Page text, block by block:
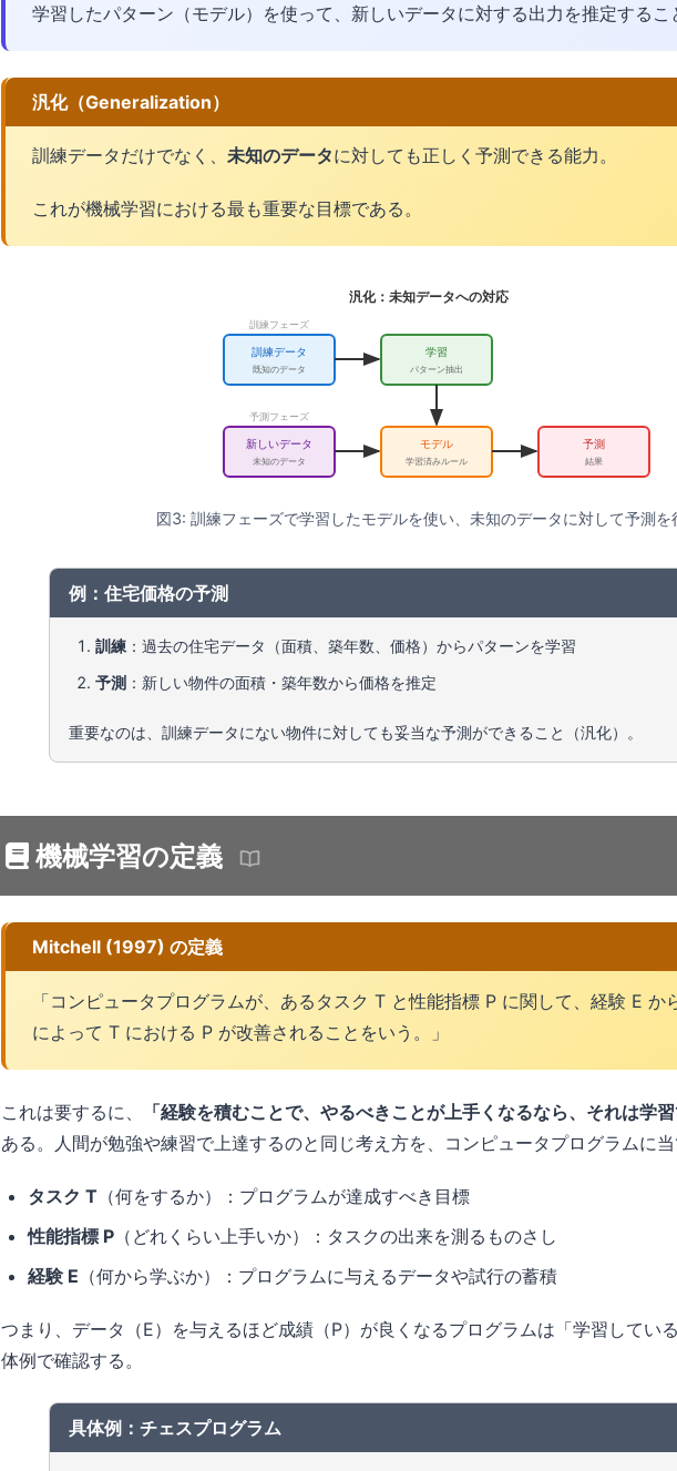
学習したパターン（モデル）を使って、新しいデータに対する出力を推定するこ
汎化（Generalization）
訓練データだけでなく、 未知のデータに対しても正しく予測できる能力。
これが機械学習における最も重要な目標である。
汎化：未知データへの対応
訓練フェーズ
訓練データ
既知のデータ
学習
パターン抽出
予測フェーズ
新しいデータ
未知のデータ
モデル
学習済みルール
予測
結果
図3: 訓練フェーズで学習したモデルを使い、未知のデータに対して予測を
例：住宅価格の予測
訓練 ：過去の住宅データ（面積、築年数、価格）からパターンを学習
予測 ：新しい物件の面積・築年数から価格を推定
重要なのは、訓練データにない物件に対しても妥当な予測ができること（汎化）。
機械学習の定義
Mitchell (1997) の定義
「コンピュータプログラムが、あるタスク T と性能指標 P に関して、経験 E か
によって T における P が改善されることをいう。」
これは要するに、
「経験を積むことで、やるべきことが上手くなるなら、それは学
ある。人間が勉強や練習で上達するのと同じ考え方を、コンピュータプログラムに
タスク T （何をするか）：プログラムが達成すべき目標
性能指標 P （どれくらい上手いか）：タスクの出来を測るものさし
経験 E （何から学ぶか）：プログラムに与えるデータや試行の蓄積
つまり、データ（E）を与えるほど成績（P）が良くなるプログラムは「学習してい
体例で確認する。
具体例：チェスプログラム